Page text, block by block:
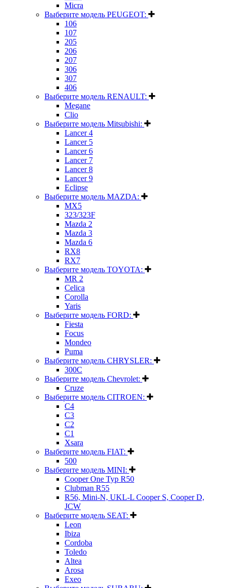
Micra
Выберите модель PEUGEOT:
106
107
205
206
207
306
307
406
Выберите модель RENAULT:
Megane
Clio
Выберите модель Mitsubishi:
Lancer 4
Lancer 5
Lancer 6
Lancer 7
Lancer 8
Lancer 9
Eclipse
Выберите модель MAZDA:
MX5
323/323F
Mazda 2
Mazda 3
Mazda 6
RX8
RX7
Выберите модель TOYOTA:
MR 2
Celica
Corolla
Yaris
Выберите модель FORD:
Fiesta
Focus
Mondeo
Puma
Выберите модель CHRYSLER:
300C
Выберите модель Chevrolet:
Cruze
Выберите модель CITROEN:
C4
C3
C2
C1
Xsara
Выберите модель FIAT:
500
Выберите модель MINI:
Cooper One Typ R50
Clubman R55
R56, Mini-N, UKL-L Cooper S, Cooper D,
JCW
Выберите модель SEAT:
Leon
Ibiza
Cordoba
Toledo
Altea
Arosa
Exeo